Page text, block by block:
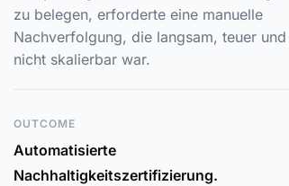
zu belegen, erforderte eine manuelle
Nachverfolgung, die langsam, teuer und
nicht skalierbar war.
OUTCOME
Automatisierte
Nachhaltigkeitszertifizierung.